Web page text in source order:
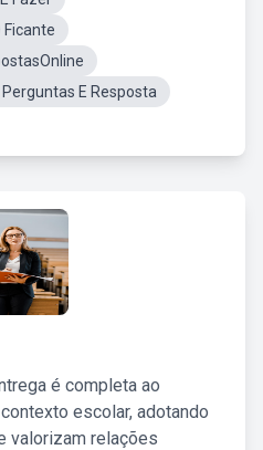
Ficante
E Resposta
é completa ao
escolar, adotando
valorizam relações